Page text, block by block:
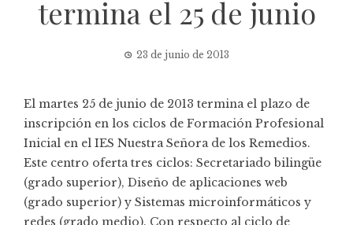
termina el 25 de junio
23 de junio de 2013
El martes 25 de junio de 2013 termina el plazo de
inscripción en los ciclos de Formación Profesional
Inicial en el IES Nuestra Señora de los Remedios.
Este centro oferta tres ciclos: Secretariado bilingüe
(grado superior), Diseño de aplicaciones web
(grado superior) y Sistemas microinformáticos y
redes (grado medio). Con respecto al ciclo de